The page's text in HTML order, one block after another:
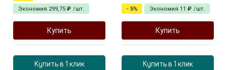
Экономия 299,75 ₽ /шт.
Купить
Купить в 1 клик
- 5% Экономия 11 ₽ /шт.
Купить
Купить в 1 клик